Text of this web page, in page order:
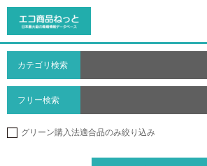
カテゴリ検索
フリー検索
グリーン購入法適合品のみ絞り込み